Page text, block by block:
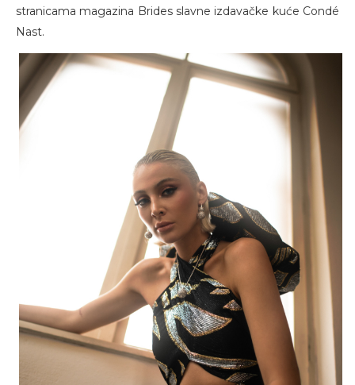
stranicama magazina Brides slavne izdavačke kuće Condé
Nast.